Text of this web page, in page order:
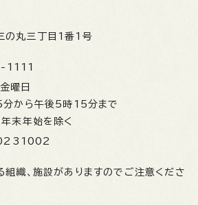
の丸三丁目1番1号
金曜日
から午後5時15分まで
年末年始を除く
織、施設がありますのでご注意くださ